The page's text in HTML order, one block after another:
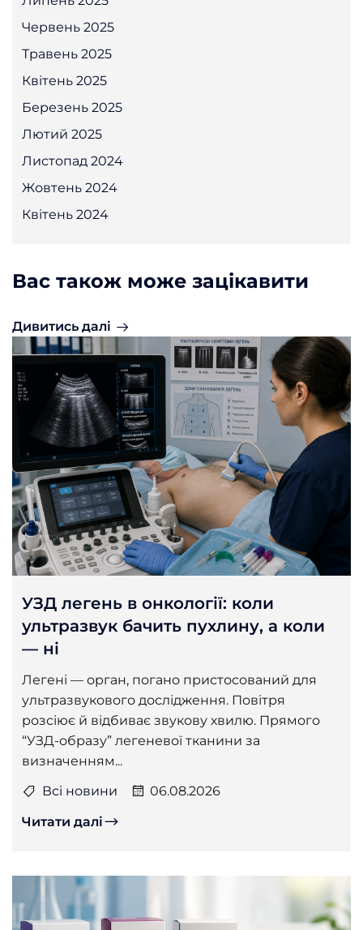
Червень 2025
Травень 2025
Квітень 2025
Березень 2025
Лютий 2025
Листопад 2024
Жовтень 2024
Квітень 2024
Вас також може зацікавити
Дивитись далі
УЗД легень в онкології: коли
ультразвук бачить пухлину, а коли
— ні
Легені — орган, погано пристосований для
ультразвукового дослідження. Повітря
розсіює й відбиває звукову хвилю. Прямого
“УЗД-образу” легеневої тканини за
визначенням...
Всі новини
06.08.2026
Читати далі